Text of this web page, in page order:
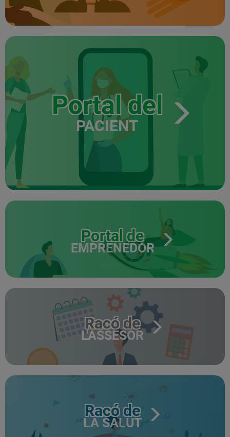
Portal del
PACIENT
Portal de
EMPRENEDOR
Racó de
L'ASSESOR
Racó de
LA SALUT